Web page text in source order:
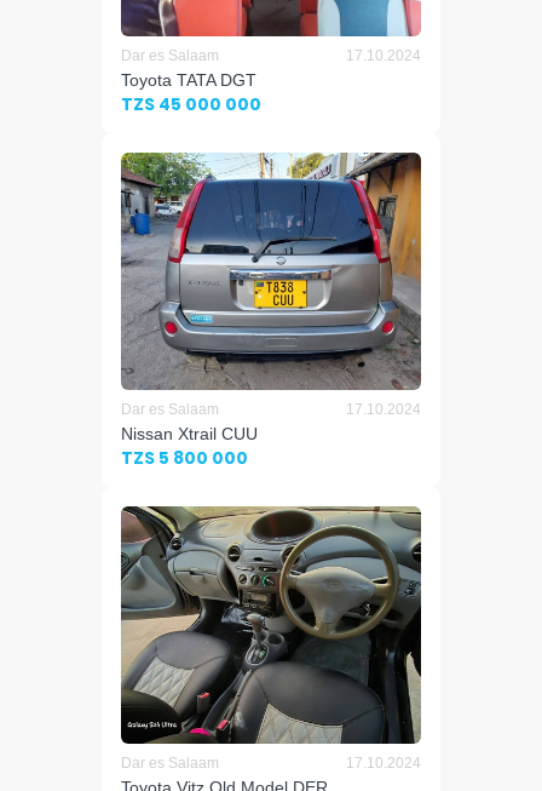
Dar es Salaam 17.10.2024
Toyota TATA DGT
TZS 45 000 000
Dar es Salaam 17.10.2024
Nissan Xtrail CUU
TZS 5 800 000
Dar es Salaam 17.10.2024